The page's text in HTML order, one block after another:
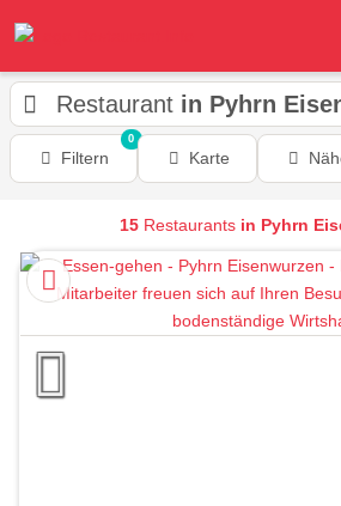
Restaurant in Pyhrn
Filtern
0
Karte
15Restaurants in Pyhrn